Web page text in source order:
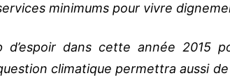
minimums pour vivre
d’espoir dans cette année 2015
climatique permettra aussi